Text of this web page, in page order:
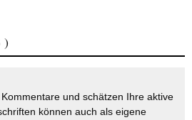
)
und schätzen Ihre aktive
können auch als eigene